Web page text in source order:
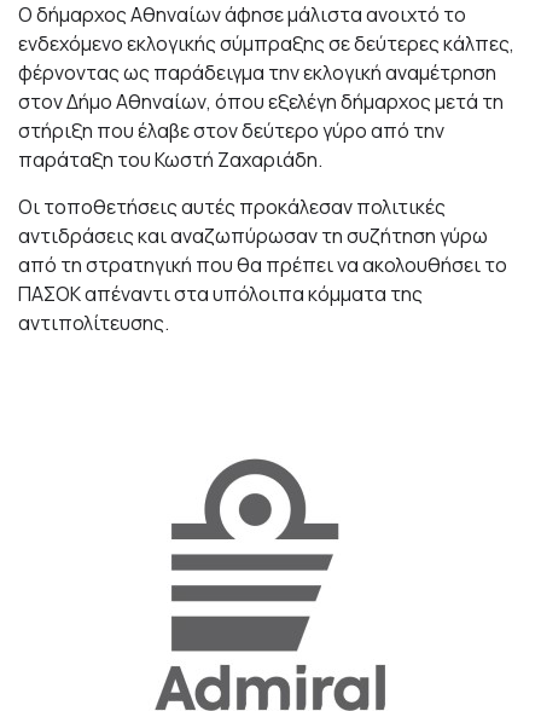
Ο δήμαρχος Αθηναίων άφησε μάλιστα ανοιχτό το
ενδεχόμενο εκλογικής σύμπραξης σε δεύτερες κάλπες,
φέρνοντας ως παράδειγμα την εκλογική αναμέτρηση
στον Δήμο Αθηναίων, όπου εξελέγη δήμαρχος μετά τη
στήριξη που έλαβε στον δεύτερο γύρο από την
παράταξη του Κωστή Ζαχαριάδη.
Οι τοποθετήσεις αυτές προκάλεσαν πολιτικές
αντιδράσεις και αναζωπύρωσαν τη συζήτηση γύρω
από τη στρατηγική που θα πρέπει να ακολουθήσει το
ΠΑΣΟΚ απέναντι στα υπόλοιπα κόμματα της
αντιπολίτευσης.